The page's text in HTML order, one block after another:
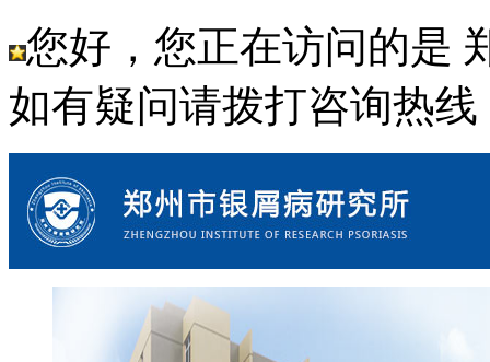
您好，您正在访问的是
如有疑问请拨打咨询热线